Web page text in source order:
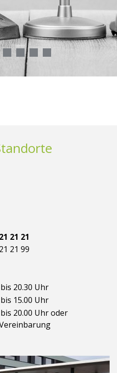
21 21
21 99
20.30 Uhr
15.00 Uhr
bis 20.00 Uhr oder